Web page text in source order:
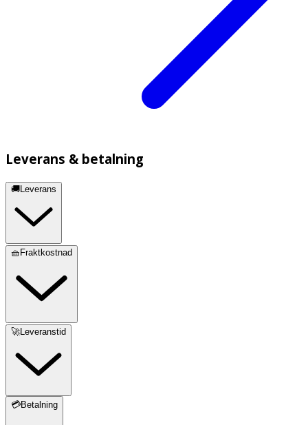
Leverans & betalning
🚚Leverans
🧺Fraktkostnad
🚀Leveranstid
💳Betalning